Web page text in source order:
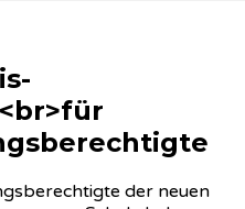
der neuen